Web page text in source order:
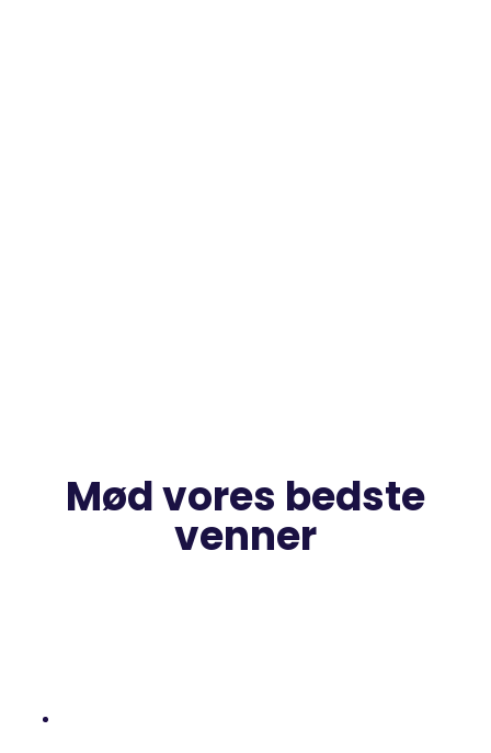
Mød vores bedste
venner